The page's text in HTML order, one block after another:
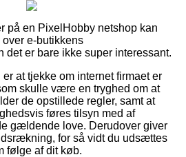
på en PixelHobby netshop kan
e-butikkens
det er bare ikke super interessant.
at tjekke om internet firmaet er
skulle være en tryghed om at
de opstillede regler, samt at
føres tilsyn med af
gældende love. Derudover giver
for så vidt du udsættes
følge af dit køb.